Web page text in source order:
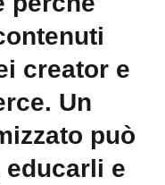
YouTube per il
–
il dropshipping?
su
creator e
Un
può
e